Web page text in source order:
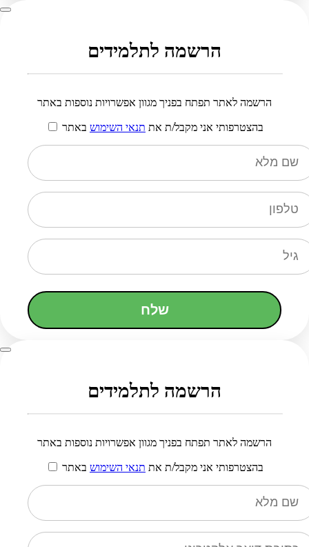
הרשמה לתלמידים
הרשמה לאתר תפתח בפניך מגוון אפשרויות נוספות באתר
בהצטרפותי אני מקבל/ת את תנאי השימוש באתר
שלח
הרשמה לתלמידים
הרשמה לאתר תפתח בפניך מגוון אפשרויות נוספות באתר
בהצטרפותי אני מקבל/ת את תנאי השימוש באתר